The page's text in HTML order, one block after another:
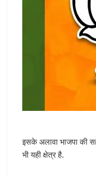
इसके अलावा भाजपा की
भी यही क्षेत्र है.